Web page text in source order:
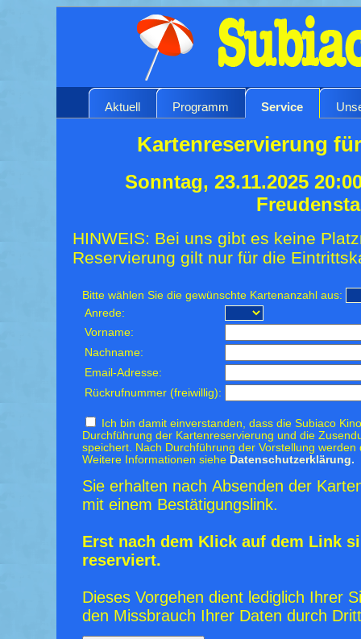
Aktuell Programm Service
Kartenreservierung
Sonntag, 23.11.2025
HINWEIS: Bei uns gibt es keine
Reservierung gilt nur für die
Bitte wählen Sie die gewünschte Kartenanzahl aus:
Anrede:
Vorname:
Nachname:
Email-Adresse:
Rückrufnummer (freiwillig):
Ich bin damit einverstanden, dass die Subiaco
Durchführung der Kartenreservierung und die
speichert. Nach Durchführung der Vorstellung
Weitere Informationen siehe Datenschutzerklärung.
Sie erhalten nach Absenden der
mit einem Bestätigungslink.
Erst nach dem Klick auf dem Link
reserviert.
Dieses Vorgehen dient lediglich Ihrer
den Missbrauch Ihrer Daten durch